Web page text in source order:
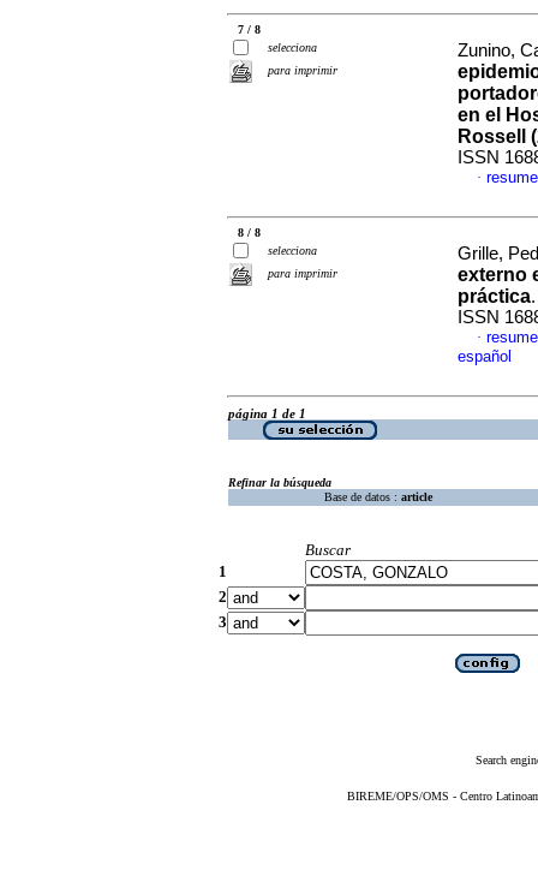
7 / 8
selecciona
para imprimir
Zunino,
en el
Rossell
ISSN
·
8 / 8
selecciona
para imprimir
Grille,
externo
práctica
ISSN
·
español
página 1 de 1
Refinar la búsqueda
Base de datos : article
Buscar
1
2
3
Search
BIREME/OPS/OMS - Centro